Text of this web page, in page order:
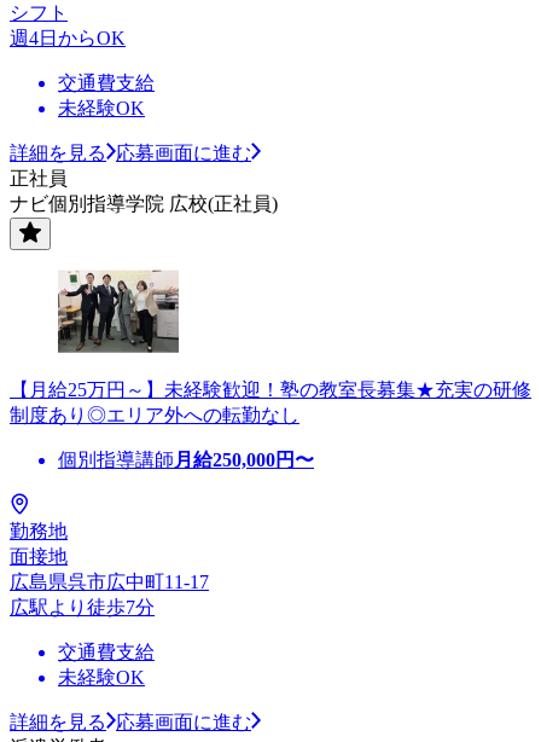
シフト
週4日からOK
交通費支給
未経験OK
詳細を見る
応募画面に進む
正社員
ナビ個別指導学院 広校(正社員)
【月給25万円～】未経験歓迎！塾の教室長募集★充実の研修
制度あり◎エリア外への転勤なし
個別指導講師 月給250,000円〜
勤務地
面接地
広島県呉市広中町11-17
広駅より徒歩7分
交通費支給
未経験OK
詳細を見る
応募画面に進む